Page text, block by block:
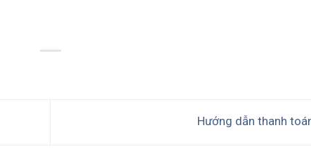
Hướng dẫn thanh